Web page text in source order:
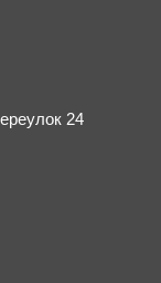
24